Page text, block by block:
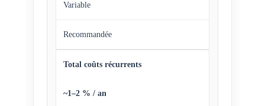
Variable
Recommandée
Total coûts récurrents
~1–2 % / an